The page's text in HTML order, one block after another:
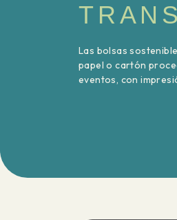
Las bolsas
papel o cartón
eventos, con